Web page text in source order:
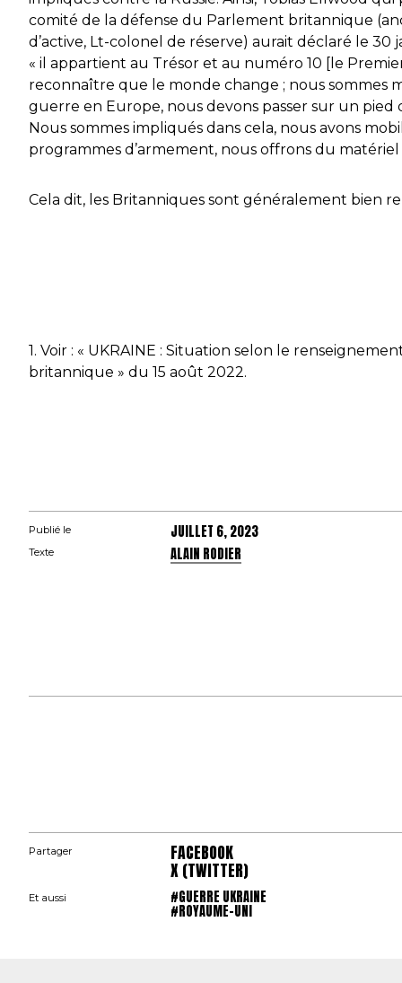
comité de la défense du Parlement britannique
d’active, Lt-colonel de réserve) aurait déclaré le 30
« i l appartient au Trésor et au numéro 10 [le
reconnaître que le monde change ; nous sommes
guerre en Europe, nous devons passer sur un
Nous sommes impliqués dans cela, nous avons
programmes d’armement, nous offrons du matériel
Cela dit, les Britanniques sont généralement bien
1. Voir : « UKRAINE : Situation selon le
britannique » du 15 août 2022.
Publié le JUILLET 6, 2023
Texte ALAIN RODIER
Partager FACEBOOK
X (TWITTER)
Et aussi #GUERRE UKRAINE
#ROYAUME-UNI